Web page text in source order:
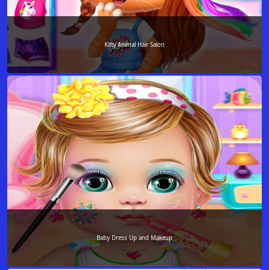
Kitty Animal Hair Salon
Baby Dress Up and Makeup